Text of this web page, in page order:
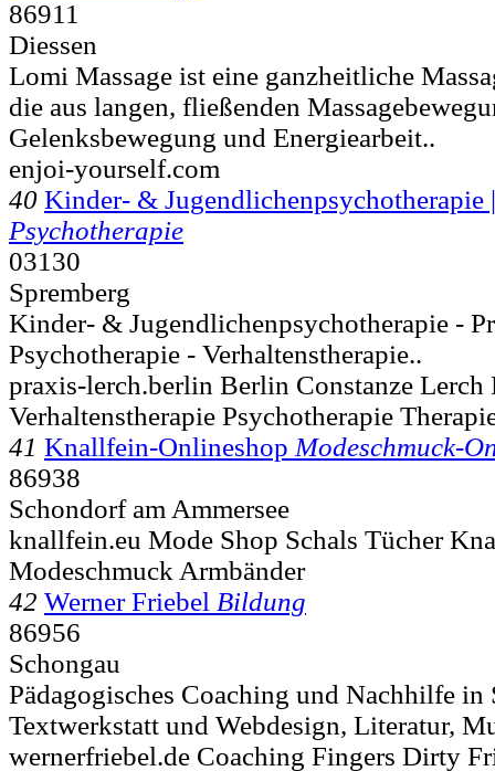
86911
Diessen
Lomi Massage ist eine ganzheitliche
die aus langen, fließenden
Gelenksbewegung und Energiearbeit..
enjoi-yourself.com
40 Kinder- & Jugendlichenpsychotherapie
Psychotherapie
03130
Spremberg
Kinder- & Jugendlichenpsychotherapie -
Psychotherapie - Verhaltenstherapie..
praxis-lerch.berlin Berlin Constanze Lerch
Verhaltenstherapie Psychotherapie
41 Knallfein-Onlineshop Modeschmuck-
86938
Schondorf am Ammersee
knallfein.eu Mode Shop Schals Tücher
Modeschmuck Armbänder
42 Werner Friebel Bildung
86956
Schongau
Pädagogisches Coaching und Nachhilfe in
Textwerkstatt und Webdesign, Literatur,
wernerfriebel.de Coaching Fingers Dirty